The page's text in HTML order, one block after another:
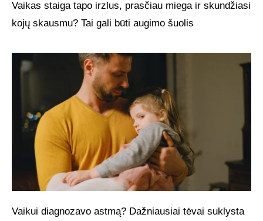
Vaikas staiga tapo irzlus, prasčiau miega ir skundžiasi
kojų skausmu? Tai gali būti augimo šuolis
Vaikui diagnozavo astmą? Dažniausiai tėvai suklysta